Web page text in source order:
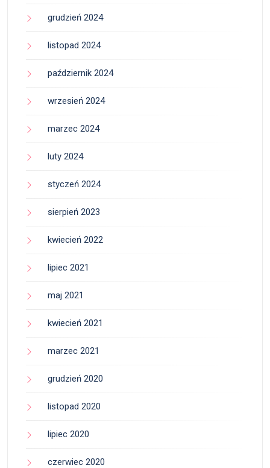
grudzień 2024
listopad 2024
październik 2024
wrzesień 2024
marzec 2024
luty 2024
styczeń 2024
sierpień 2023
kwiecień 2022
lipiec 2021
maj 2021
kwiecień 2021
marzec 2021
grudzień 2020
listopad 2020
lipiec 2020
czerwiec 2020